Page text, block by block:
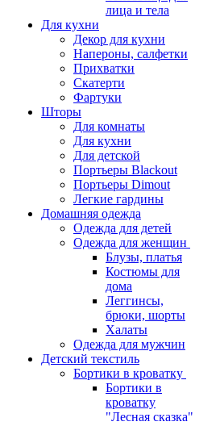
лица и тела
Для кухни
Декор для кухни
Напероны, салфетки
Прихватки
Скатерти
Фартуки
Шторы
Для комнаты
Для кухни
Для детской
Портьеры Blackout
Портьеры Dimout
Легкие гардины
Домашняя одежда
Одежда для детей
Одежда для женщин
Блузы, платья
Костюмы для
дома
Леггинсы,
брюки, шорты
Халаты
Одежда для мужчин
Детский текстиль
Бортики в кроватку
Бортики в
кроватку
"Лесная сказка"